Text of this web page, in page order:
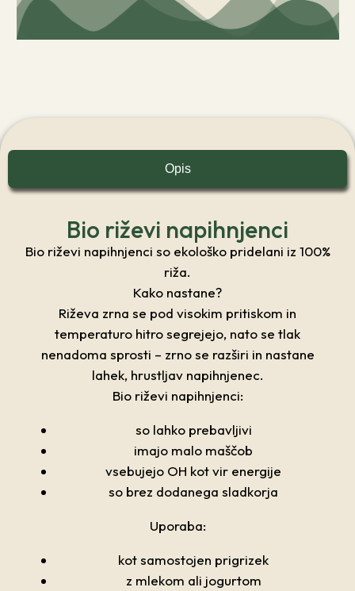
Opis
Bio riževi napihnjenci
Bio riževi napihnjenci so ekološko pridelani iz 100%
riža.
Kako nastane?
Riževa zrna se pod visokim pritiskom in
temperaturo hitro segrejejo, nato se tlak
nenadoma sprosti – zrno se razširi in nastane
lahek, hrustljav napihnjenec.
Bio riževi napihnjenci:
so lahko prebavljivi
imajo malo maščob
vsebujejo OH kot vir energije
so brez dodanega sladkorja
Uporaba:
kot samostojen prigrizek
z mlekom ali jogurtom